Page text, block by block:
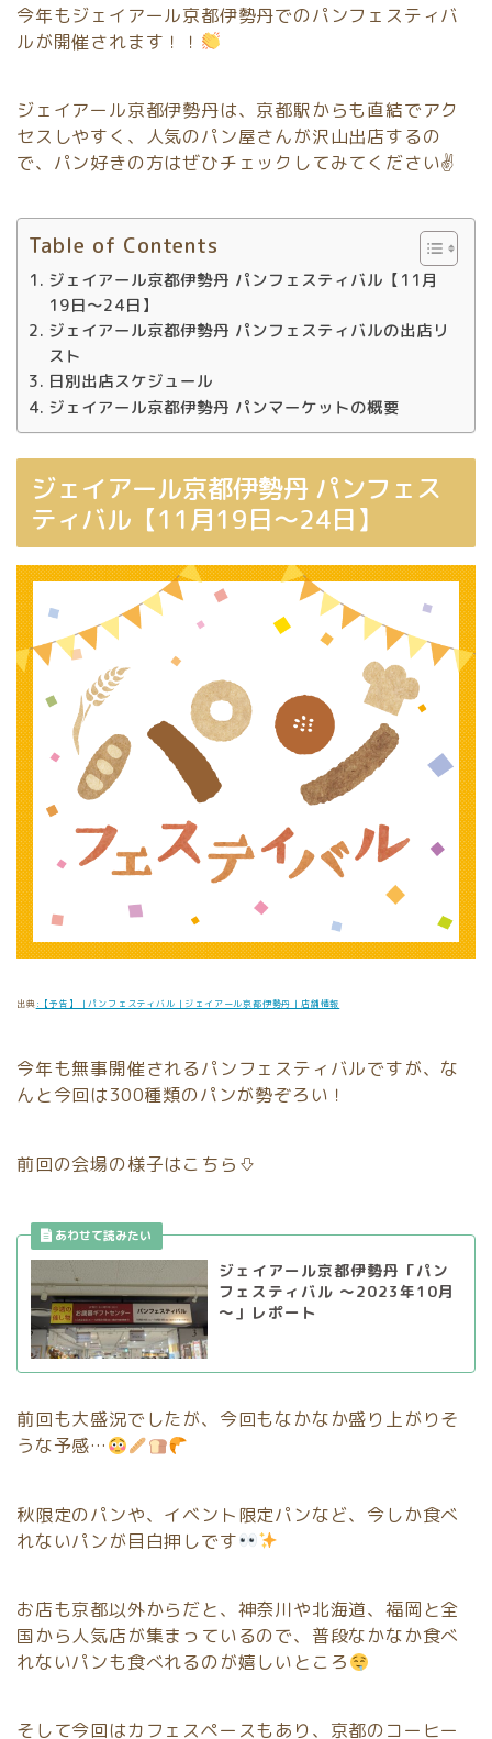
今年もジェイアール京都伊勢丹でのパンフェスティバ
ルが開催されます！！
ジェイアール京都伊勢丹は、京都駅からも直結でアク
セスしやすく、人気のパン屋さんが沢山出店するの
で、パン好きの方はぜひチェックしてみてください✌
Table of Contents
ジェイアール京都伊勢丹 パンフェスティバル【11月
19日～24日】
ジェイアール京都伊勢丹 パンフェスティバルの出店リ
スト
日別出店スケジュール
ジェイアール京都伊勢丹 パンマーケットの概要
ジェイアール京都伊勢丹 パンフェス
ティバル【11月19日～24日】
出典:【予告】｜パンフェスティバル｜ジェイアール京都伊勢丹｜店舗情報
今年も無事開催されるパンフェスティバルですが、な
んと今回は300種類のパンが勢ぞろい！
前回の会場の様子はこちら⇩
ジェイアール京都伊勢丹「パン
フェスティバル ～2023年10月
～」レポート
前回も大盛況でしたが、今回もなかなか盛り上がりそ
うな予感…
秋限定のパンや、イベント限定パンなど、今しか食べ
れないパンが目白押しです
お店も京都以外からだと、神奈川や北海道、福岡と全
国から人気店が集まっているので、普段なかなか食べ
れないパンも食べれるのが嬉しいところ
そして今回はカフェスペースもあり、京都のコーヒー